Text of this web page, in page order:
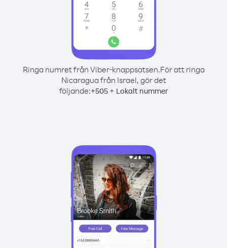
Ringa numret från Viber-knappsatsen.För att ringa
Nicaragua från Israel, gör det
följande:+505+ Lokalt nummer